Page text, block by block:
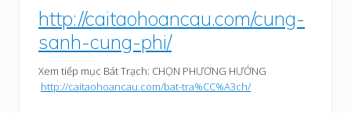
http://caitaohoancau.com/cung-
sanh-cung-phi/
Xem tiếp mục Bát Trạch: CHỌN PHƯƠNG HƯỚNG
http://caitaohoancau.com/bat-tra%CC%A3ch/